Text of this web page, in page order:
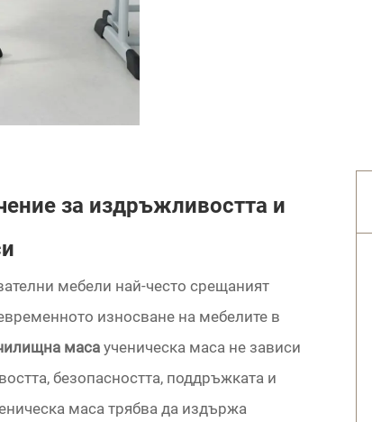
за издръжливостта и
мебели най-често срещаният
износване на мебелите в
масаученическа маса не зависи
безопасността, поддръжката и
маса трябва да издържа